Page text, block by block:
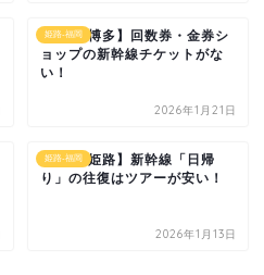
姫路-福岡
【姫路-博多】回数券・金券シ
ョップの新幹線チケットがな
い！
2026年1月21日
姫路-福岡
【博多-姫路】新幹線「日帰
り」の往復はツアーが安い！
2026年1月13日